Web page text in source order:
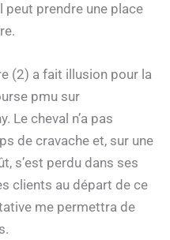
peut prendre une place
(2) a fait illusion pour la
pmu sur
Le cheval n’a pas
de cravache et, sur une
s’est perdu dans ses
clients au départ de ce
me permettra de